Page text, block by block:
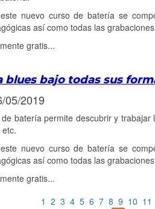
nuevo curso de batería se
así como todas las
gratis...
blues bajo todas sus
05/2019
batería permite descubrir y
nuevo curso de batería se
así como todas las
gratis...
1 2 3 4 5 6 7 8 9 10 11